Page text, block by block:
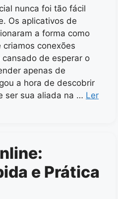
nunca foi tão fácil
Os aplicativos de
a forma como
criamos conexões
de esperar o
apenas de
a hora de descobrir
ser sua aliada na … Ler
e Prática